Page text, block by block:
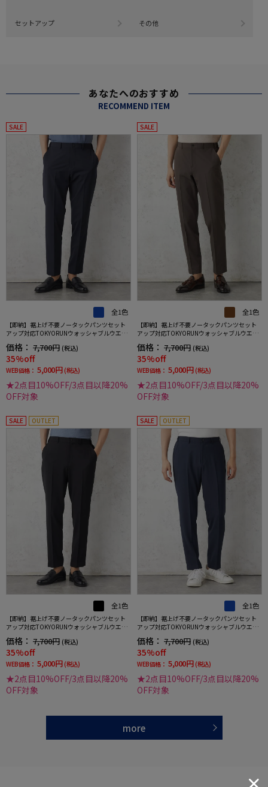
セットアップ その他
あなたへのおすすめ
RECOMMEND ITEM
SALE
全1色
【即納】裾上げ不要ノータックパンツセット
アップ対応TOKYORUNウォッシャブルウエス
トシャーリングダブルフェイス生地ストレッ
チ通年
価格： 7,700円 (税込)
35%off
WEB価格： 5,000円 (税込)
★2点目10%OFF/3点目以降20%
OFF対象
SALE
全1色
【即納】裾上げ不要ノータックパンツセット
アップ対応TOKYORUNウォッシャブルウエス
トシャーリングダブルフェイス生地ストレッ
チ通年
価格： 7,700円 (税込)
35%off
WEB価格： 5,000円 (税込)
★2点目10%OFF/3点目以降20%
OFF対象
SALE OUTLET
全1色
【即納】裾上げ不要ノータックパンツセット
アップ対応TOKYORUNウォッシャブルウエス
トシャーリングブレスエフェクト生地ストレ
ッチ春夏
価格： 7,700円 (税込)
35%off
WEB価格： 5,000円 (税込)
★2点目10%OFF/3点目以降20%
OFF対象
SALE OUTLET
全1色
【即納】裾上げ不要ノータックパンツセット
アップ対応TOKYORUNウォッシャブルウエス
トシャーリングブレスエフェクト生地ストレ
ッチ春夏
価格： 7,700円 (税込)
35%off
WEB価格： 5,000円 (税込)
★2点目10%OFF/3点目以降20%
OFF対象
more